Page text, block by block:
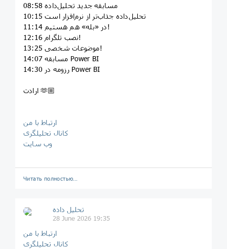
08:58 مسابقه جدید تحلیل‌داده
10:15 تحلیل‌داده جذاب‌تر از نرم‌افزار است
11:14 در «بله» هم هستیم!
12:16 نصب تلگرام!
13:25 موضوعات شخصی!
14:07 مسابقه Power BI
14:30 رزومه در Power BI
ارادت 🫶🏼
ارتباط با من
کانال تحلیلگری
وب سایت
Читать полностью…
تحلیل داده
28 June 2026 19:35
ارتباط با من
کانال تحلیلگری